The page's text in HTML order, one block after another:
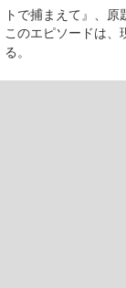
トで捕まえて』、原
このエピソードは、
る。